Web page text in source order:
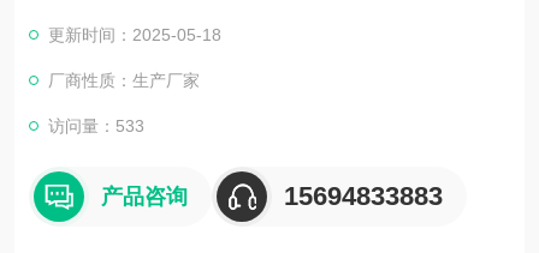
更新时间：2025-05-18
厂商性质：生产厂家
访问量：533
产品咨询 15694833883